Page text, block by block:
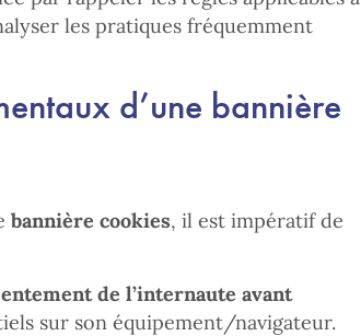
les pratiques fréquemment
d’une bannière
bannière cookies, il est impératif de
de l’internaute avant
sur son équipement/navigateur.